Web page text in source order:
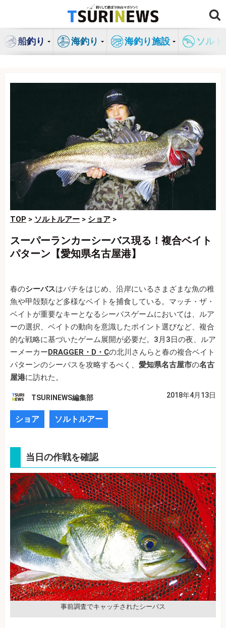
ン
船釣り 海釣り 海釣り施設 ソル
TOP > ソルトルアー > ショア >
スーパーランカーシーバス現る！複合ベイト
パターン【愛知県名古屋港】
春のシーバスはバチをはじめ、沿岸にいるさまざまな魚の稚
魚や甲殻類など多様なベイトを捕食している。マッチ・ザ・
ベイトが重要なキーとなるシーバスゲームにおいては、ルア
ーの選択、ベイトの動向を意識したポイント選びなど、複合
的な戦略に基づいたゲーム展開が必要だ。3月3日の夜、ルア
ーメーカー DRAGGER・D・Cの北川さんらと春の複合ベイト
パターンのシーバスを攻略するべく、 愛知県名古屋市の名古
屋港に訪れた。
TSURINEWS編集部 2018年4月13日
ショア ソルトルアー
当日の作戦を確認
事前調査でキャッチされたシーバス